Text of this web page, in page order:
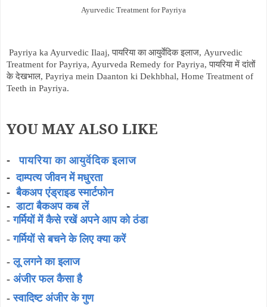
Ayurvedic Treatment for Payriya
Payriya ka Ayurvedic Ilaaj, पायरिया का आयुर्वेदिक इलाज, Ayurvedic
Treatment for Payriya, Ayurveda Remedy for Payriya, पायरिया में दांतों
के देखभाल, Payriya mein Daanton ki Dekhbhal, Home Treatment of
Teeth in Payriya.
YOU MAY ALSO LIKE
-पायरिया का आयुर्वेदिक इलाज
- दाम्पत्य जीवन में मधुरता
- बैकअप एंड्राइड स्मार्टफोन
- डाटा बैकअप कब लें
-गर्मियों में कैसे रखें अपने आप को ठंडा
-गर्मियों से बचने के लिए क्या करें
-लू लगने का इलाज
- अंजीर फल कैसा है
-स्वादिष्ट अंजीर के गुण